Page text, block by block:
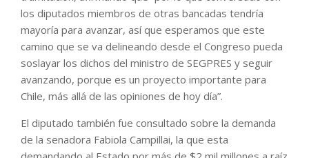
los diputados miembros de otras bancadas tendría
mayoría para avanzar, así que esperamos que este
camino que se va delineando desde el Congreso pueda
soslayar los dichos del ministro de SEGPRES y seguir
avanzando, porque es un proyecto importante para
Chile, más allá de las opiniones de hoy día”.
El diputado también fue consultado sobre la demanda
de la senadora Fabiola Campillai, la que esta